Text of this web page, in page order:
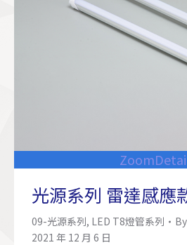
Zoom
光源系列 雷達感應
09-光源系列, LED T8燈管系列 By
2021 年 12 月 6 日